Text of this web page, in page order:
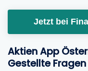
Jetzt bei
Aktien App
Gestellte Fragen